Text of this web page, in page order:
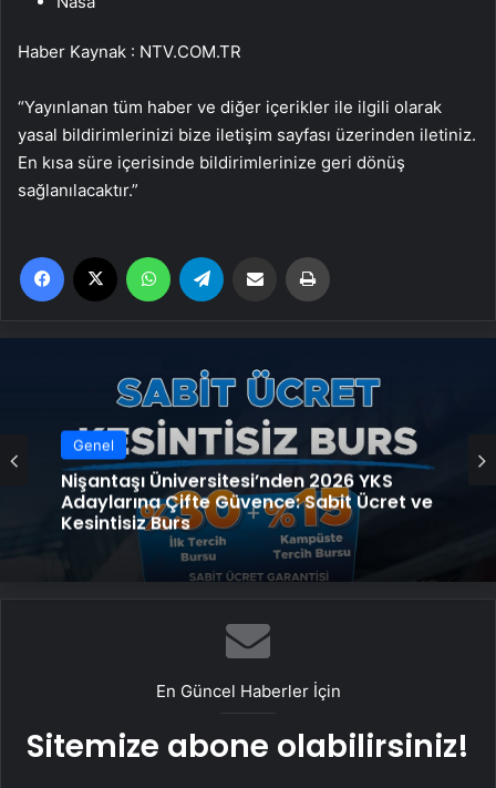
Haber Kaynak : NTV.COM.TR
“Yayınlanan tüm haber ve diğer içerikler ile ilgili olarak
yasal bildirimlerinizi bize iletişim sayfası üzerinden iletiniz.
En kısa süre içerisinde bildirimlerinize geri dönüş
sağlanılacaktır.”
Facebook WhatsApp Email'den paylaş
Genel
Nişantaşı Üniversitesi’nden 2026 YKS
Adaylarına Çifte Güvence: Sabit Ücret ve
Genel
Petmona : Kedi Maması ve Köpek
Maması İle Tüm Evcil Hayvan Ürünleri
En Güncel Haberler İçin
Sitemize abone olabilirsiniz!